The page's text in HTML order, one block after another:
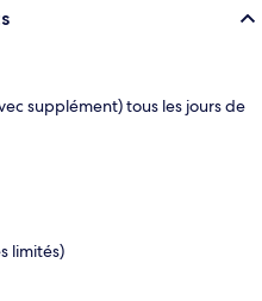
supplément) tous les jours de
limités)